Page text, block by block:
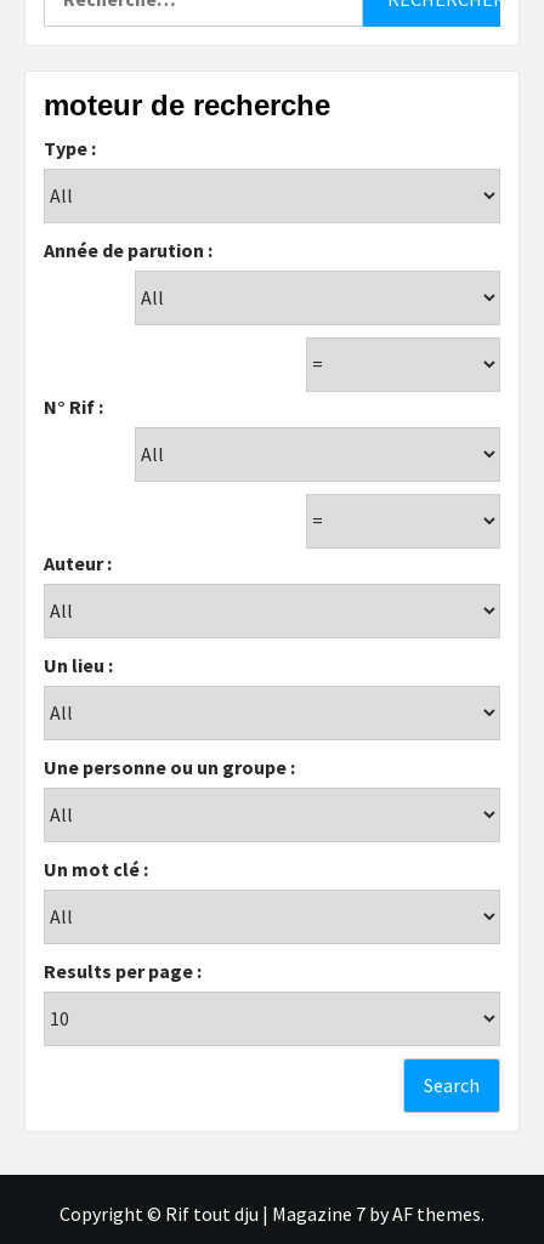
moteur de recherche
Type :
Année de parution :
N° Rif :
Auteur :
Un lieu :
Une personne ou un groupe :
Un mot clé :
Results per page :
Copyright © Rif tout dju | Magazine 7 by AF themes.